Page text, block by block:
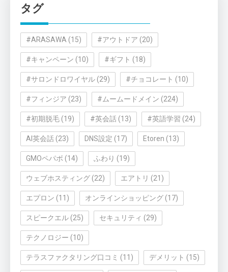
ー
タグ
#ARASAWA (15) #アウトドア (20)
#キャンペーン (10) #ギフト (18)
#サロンドロワイヤル (29) #チョコレート (10)
#フィンジア (23) #ムームードメイン (224)
#初期脱毛 (19) #英会話 (13) #英語学習 (24)
AI英会話 (23) DNS設定 (17) Etoren (13)
GMOペパボ (14) ふわり (19)
ウェブホスティング (22) エアトリ (21)
エプロン (11) オンラインショッピング (17)
スピークエル (25) セキュリティ (29)
テクノロジー (10)
テラスファクタリング口コミ (11) デメリット (15)